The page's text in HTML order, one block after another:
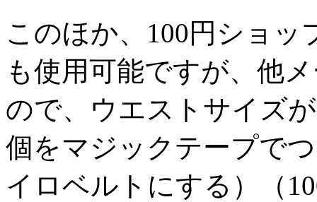
このほか、100円ショ
も使用可能ですが、他
ので、ウエストサイズ
個をマジックテープで
イロベルトにする）（